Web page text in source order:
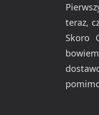
teraz,
Skoro